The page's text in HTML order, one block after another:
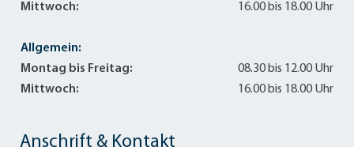
Anschrift & Kontakt
Mittwoch:
16.00 bis 18.00 Uhr
Allgemein:
Montag bis Freitag:
08.30 bis 12.00 Uhr
Mittwoch:
16.00 bis 18.00 Uhr